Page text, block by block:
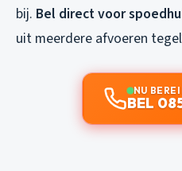
bij. Bel direct voor
uit meerdere afvoeren
NU
BEL